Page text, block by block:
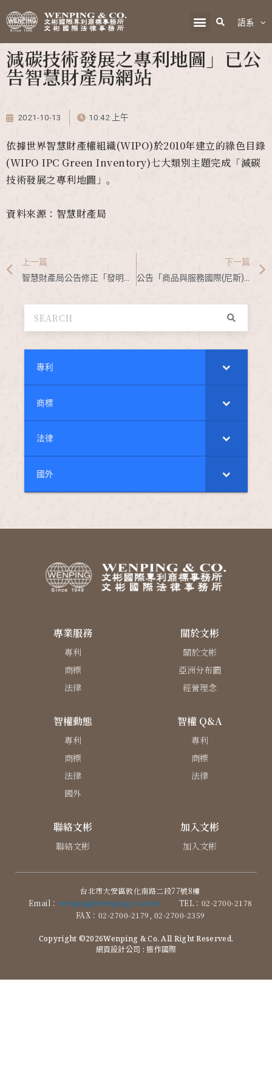
語系
專利
商標
法律
國外
減碳技術發展之專利地圖」已公
告智慧財產局網站
2021-10-13 10:42 上午
依據世界智慧財產權組織(WIPO)於2010年建立的綠色目錄
(WIPO IPC Green Inventory)七大類別主題完成「減碳
技術發展之專利地圖」。
資料來源：智慧財產局
上一篇
下一篇
專業服務
專利
商標
法律
關於文彬
關於文彬
亞洲分布圖
經營理念
智權動態
專利
商標
法律
國外
智權 Q&A
專利
商標
法律
聯絡文彬
聯絡文彬
加入文彬
加入文彬
台北市大安區敦化南路二段77號8樓
Email： wenping@wenping.com.tw
TEL：02-2700-2178
FAX：02-2700-2179, 02-2700-2359
Copyright ©2026Wenping & Co. All Right Reserved.
網頁設計公司 : 振作國際